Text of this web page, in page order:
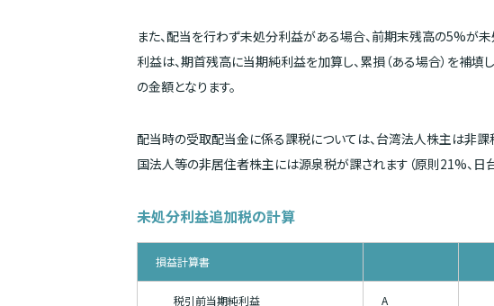
また、配当を行わず未処分利益がある場合、前期末残高の5%が
利益は、期首残高に当期純利益を加算し、累損（ある場合）を補
の金額となります。
配当時の受取配当金に係る課税については、台湾法人株主は非課
国法人等の非居住者株主には源泉税が課されます（原則21%、日
未処分利益追加税の計算
損益計算書
税引前当期純利益 A